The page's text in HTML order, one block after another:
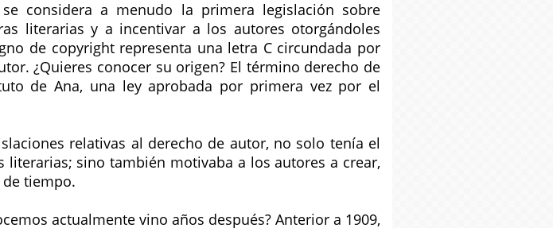
considera a menudo la primera legislación sobre
literarias y a incentivar a los autores otorgándoles
de copyright representa una letra C circundada por
¿Quieres conocer su origen? El término derecho de
de Ana, una ley aprobada por primera vez por el
relativas al derecho de autor, no solo tenía el
sino también motivaba a los autores a crear,
tiempo.
actualmente vino años después? Anterior a 1909,